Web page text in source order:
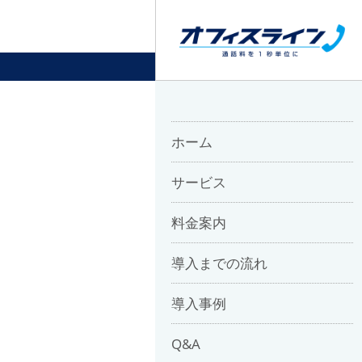
ホーム
サービス
料金案内
導入までの流れ
導入事例
Q&A